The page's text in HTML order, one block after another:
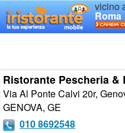
vicino
Roma
Ristorante Pescheria &
Via Al Ponte Calvi 20r,
GENOVA, GE
010 8692548